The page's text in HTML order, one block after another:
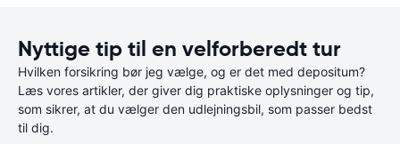
Nyttige tip til en velforberedt tur
Hvilken forsikring bør jeg vælge, og er det med depositum?
Læs vores artikler, der giver dig praktiske oplysninger og tip,
som sikrer, at du vælger den udlejningsbil, som passer bedst
til dig.